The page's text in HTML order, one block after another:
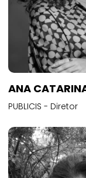
ANA
PUBLICIS - Diretor